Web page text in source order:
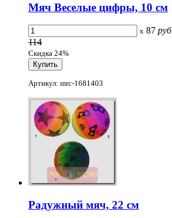
Мяч Веселые цифры, 10 см
x 87 руб
114
Скидка 24%
Артикул: mrc-1681403
Радужный мяч, 22 см